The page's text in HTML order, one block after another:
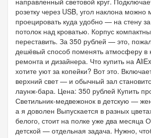
розетку через USB, угол наклона можно
проецировать куда удобно — на стену
потолок над кроватью. Корпус
переставить. За 350 рублей — это,
дешёвый способ поменять атмосферу в
ремонта и дизайнера. Что купить на
хотите уют за копейки? Вот это.
верхний свет — и обычный зал
лаунж-бара. Цена: 350 рублей Купить
Светильник-медвежонок в детскую —
а я доволен Выпускается в разных
белого, стоит на полке уже два месяца
детской — отдельная задача. Нужно,